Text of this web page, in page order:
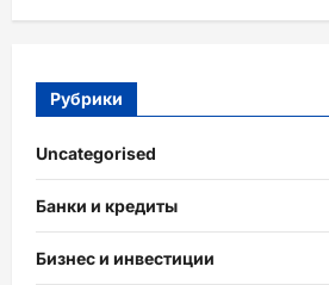
Рубрики
Uncategorised
Банки и кредиты
Бизнес и инвестиции